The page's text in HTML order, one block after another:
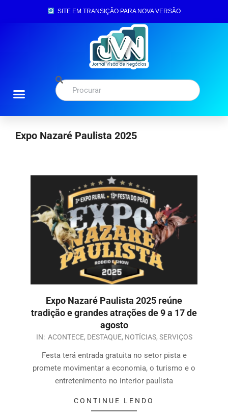
SITE EM TRANSIÇÃO PARA NOVA VERSÃO
Expo Nazaré Paulista 2025
Expo Nazaré Paulista 2025 reúne
tradição e grandes atrações de 9 a 17 de
agosto
IN: ACONTECE, DESTAQUE, NOTÍCIAS, SERVIÇOS
Festa terá entrada gratuita no setor pista e
promete movimentar a economia, o turismo e o
entretenimento no interior paulista
CONTINUE LENDO